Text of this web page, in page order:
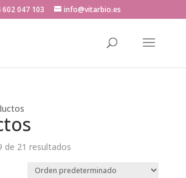
602 047 103 info@vitarbio.es
de 21 resultados